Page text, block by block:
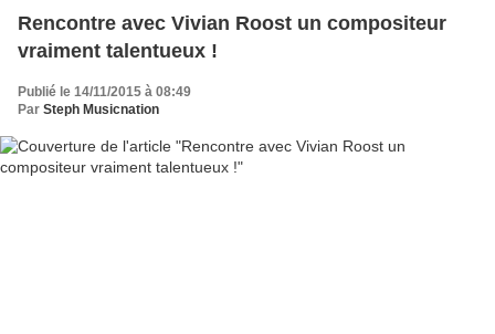
Rencontre avec Vivian Roost un compositeur
vraiment talentueux !
Publié le 14/11/2015 à 08:49
Par Steph Musicnation